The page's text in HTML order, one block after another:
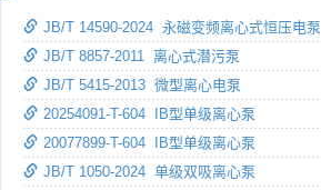
JB/T 14590-2024 永磁变频离心式恒压电泵
JB/T 8857-2011 离心式潜污泵
JB/T 5415-2013 微型离心电泵
20254091-T-604 IB型单级离心泵
20077899-T-604 IB型单级离心泵
JB/T 1050-2024 单级双吸离心泵